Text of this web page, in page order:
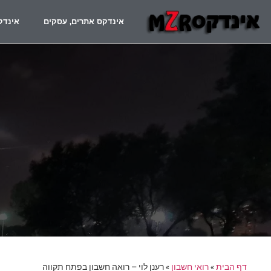
אינדקס אתרים, עסקים
דף הבית»רואי חשבון »רענן לוי – רואה חשבון בפתח תקווה